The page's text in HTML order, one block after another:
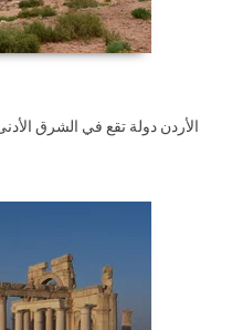
الأردن دولة تقع في الشرق